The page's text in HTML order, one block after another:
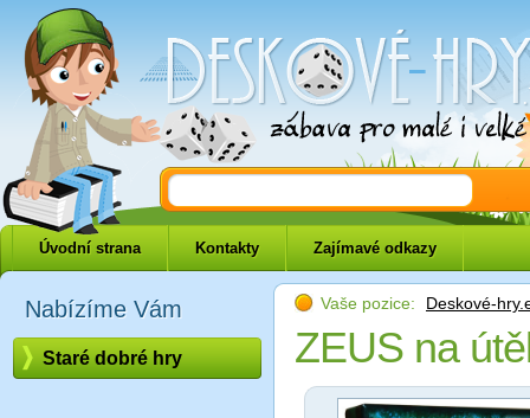
Deskové-hry.eu
Úvodní strana Kontakty Zajímavé odkazy
Nabízíme Vám
Staré dobré hry
Vaše pozice: Deskové-
ZEUS na